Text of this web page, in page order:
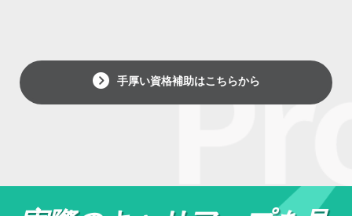
手厚い資格補助はこちらから